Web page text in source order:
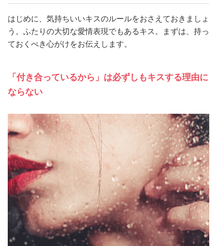
はじめに、気持ちいいキスのルールをおさえておきましょ
う。ふたりの大切な愛情表現でもあるキス。まずは、持っ
ておくべき心がけをお伝えします。
「付き合っているから」は必ずしもキスする理由に
ならない